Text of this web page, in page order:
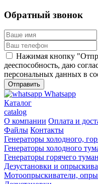
Обратный звонок
Нажимая кнопку
дееспособность, даю
персональных данных в
Whatsapp
Каталог
catalog
О компании Оплата и
Файлы Контакты
Генераторы холодного,
Генераторы холодного
Генераторы горячего
Дезустановки и
Мотоопрыскиватели,